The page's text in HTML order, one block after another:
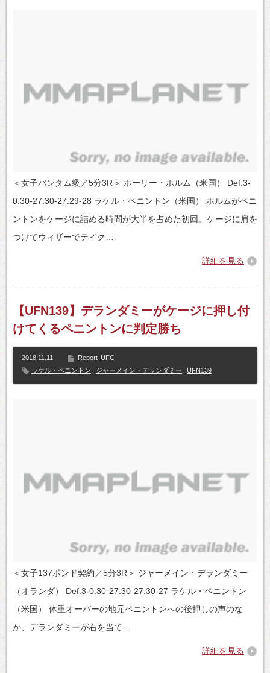
＜女子バンタム級／5分3R＞ ホーリー・ホルム（米国） Def.3-
0:30-27.30-27.29-28 ラケル・ペニントン（米国） ホルムがペニ
ントンをケージに詰める時間が大半を占めた初回。ケージに肩を
つけてウィザーでテイク…
詳細を見る
【UFN139】デランダミーがケージに押し付
けてくるペニントンに判定勝ち
2018.11.11 Report UFC
ラケル・ペニントン
ジャーメイン・デランダミー UFN139
＜女子137ポンド契約／5分3R＞ ジャーメイン・デランダミー
（オランダ） Def.3-0:30-27.30-27.30-27 ラケル・ペニントン
（米国） 体重オーバーの地元ペニントンへの後押しの声のな
か、デランダミーが右を当て…
詳細を見る